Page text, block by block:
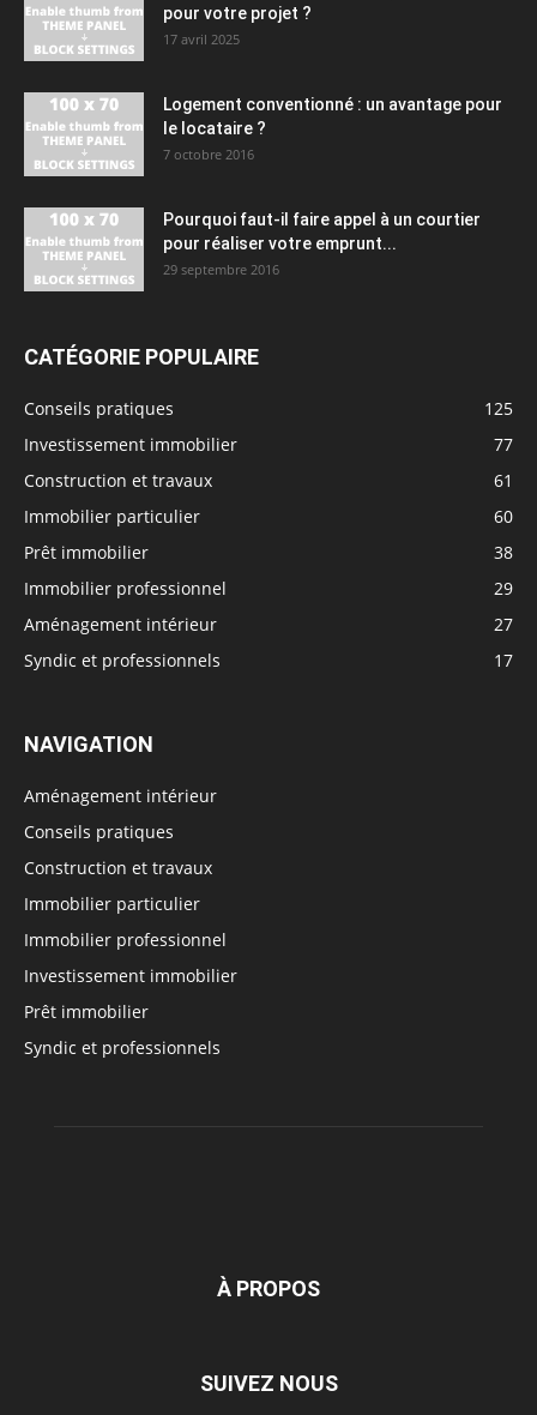
pour votre projet ?
17 avril 2025
Logement conventionné : un avantage pour
le locataire ?
7 octobre 2016
Pourquoi faut-il faire appel à un courtier
pour réaliser votre emprunt...
29 septembre 2016
CATÉGORIE POPULAIRE
Conseils pratiques
125
Investissement immobilier
77
Construction et travaux
61
Immobilier particulier
60
Prêt immobilier
38
Immobilier professionnel
29
Aménagement intérieur
27
Syndic et professionnels
17
NAVIGATION
Aménagement intérieur
Conseils pratiques
Construction et travaux
Immobilier particulier
Immobilier professionnel
Investissement immobilier
Prêt immobilier
Syndic et professionnels
À PROPOS
SUIVEZ NOUS